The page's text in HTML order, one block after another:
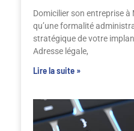
Domicilier son entreprise à
qu’une formalité
stratégique de votre
Adresse légale,
Lire la suite »